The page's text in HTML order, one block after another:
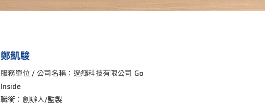
鄭凱駿
服務單位 / 公司名稱：過癮科技有限公司 Go
Inside
職銜：創辦人/監製